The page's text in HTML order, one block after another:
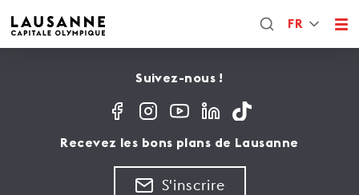
FR
Suivez-nous !
Recevez les bons plans de Lausanne
S'inscrire